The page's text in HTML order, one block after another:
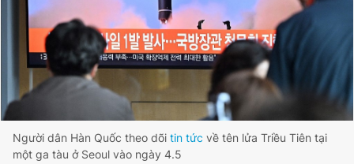
Người dân Hàn Quốc theo dõi tin tức về tên lửa Triều Tiên tại
một ga tàu ở Seoul vào ngày 4.5